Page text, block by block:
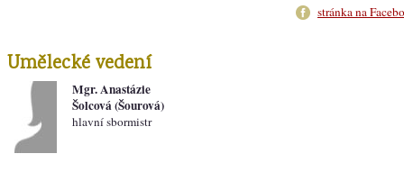
stránka na
Umělecké vedení
Mgr. Anastázie
Šolcová (Šourová)
hlavní sbormistr